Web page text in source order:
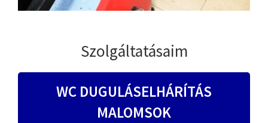
Szolgáltatásaim
WC DUGULÁSELHÁRÍTÁS
MALOMSOK